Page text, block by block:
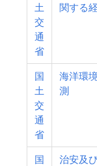
土
交
通
省
関する
国
土
交
通
省
海洋環
測
国
治安及